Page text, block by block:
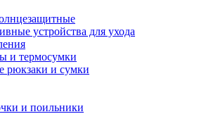
устройства для ухода
и термосумки
рюкзаки и сумки
и поильники